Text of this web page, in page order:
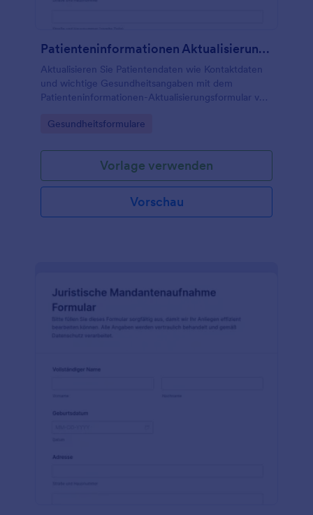
Patienteninformationen Aktualisierungsformular
Aktualisieren Sie Patientendaten wie Kontaktdaten
und wichtige Gesundheitsangaben mit dem
Patienteninformationen-Aktualisierungsformular von
Praxis und Klinik.
Go to Category:
Gesundheitsformulare
Vorlage verwenden
Vorschau